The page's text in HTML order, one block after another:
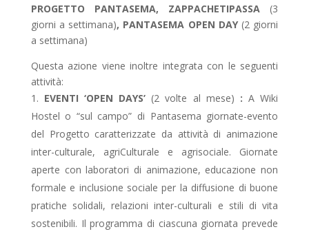
PROGETTO PANTASEMA, ZAPPACHETIPASSA (3
giorni a settimana), PANTASEMA OPEN DAY (2 giorni
a settimana)
Questa azione viene inoltre integrata con le seguenti
attività:
EVENTI ‘OPEN DAYS’ (2 volte al mese) : A Wiki
Hostel o “sul campo” di Pantasema giornate-evento
del Progetto caratterizzate da attività di animazione
inter-culturale, agriCulturale e agrisociale. Giornate
aperte con laboratori di animazione, educazione non
formale e inclusione sociale per la diffusione di buone
pratiche solidali, relazioni inter-culturali e stili di vita
sostenibili. Il programma di ciascuna giornata prevede